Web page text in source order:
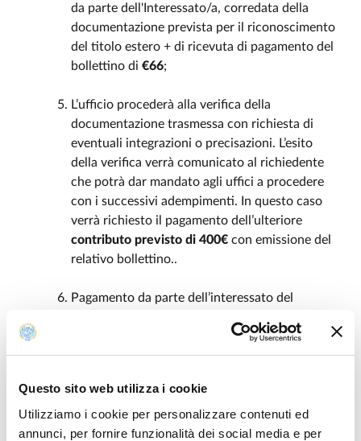
Questo sito web utilizza i cookie
Utilizziamo i cookie per personalizzare contenuti ed
annunci, per fornire funzionalità dei social media e per
da parte dell'Interessato/a, corredata della
documentazione prevista per il riconoscimento
del titolo estero + di ricevuta di pagamento del
bollettino di €66;
L’ufficio procederà alla verifica della
documentazione trasmessa con richiesta di
eventuali integrazioni o precisazioni. L’esito
della verifica verrà comunicato al richiedente
che potrà dar mandato agli uffici a procedere
con i successivi adempimenti. In questo caso
verrà richiesto il pagamento dell’ulteriore
contributo previsto di 400€ con emissione del
relativo bollettino..
Pagamento da parte dell’interessato del
;
documentazione al Collegio dei Docenti del
Corso di Dottorato di riferimento, per la
valutazione di carattere scientifico-disciplinare.